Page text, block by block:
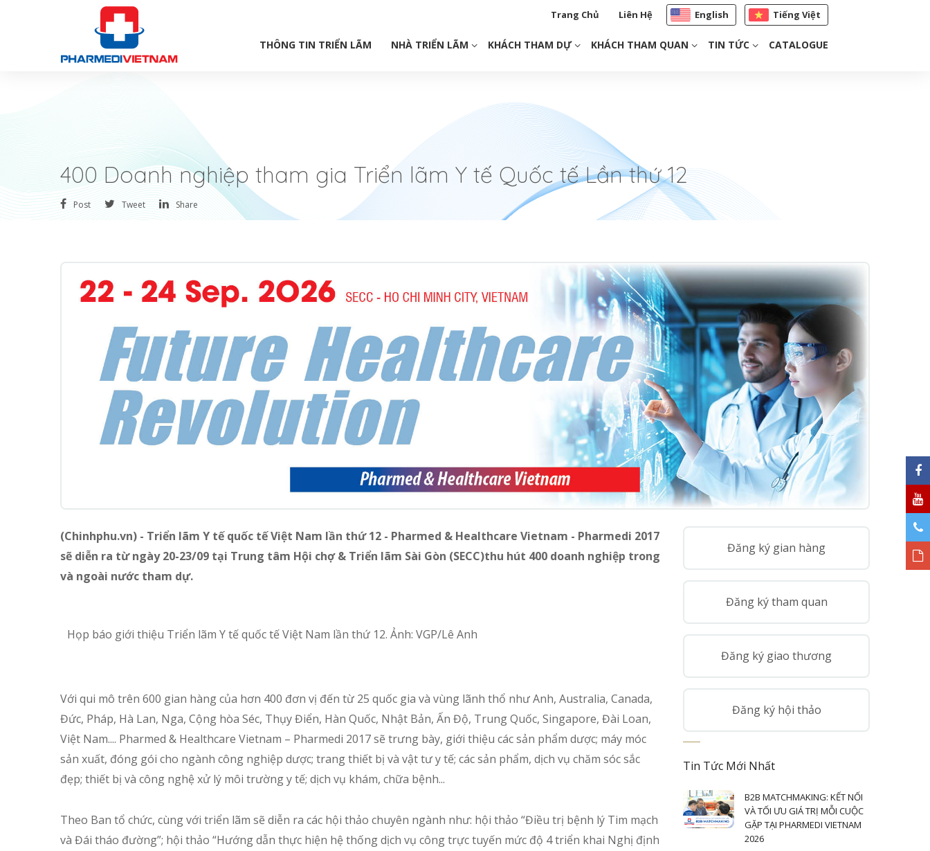
Trang Chủ Liên Hệ English Tiếng Việt
THÔNG TIN TRIỂN LÃM NHÀ TRIỂN LÃM KHÁCH THAM DỰ KHÁCH THAM QUAN TIN TỨC CATALOGUE
400 Doanh nghiệp tham gia Triển lãm Y tế Quốc tế Lần thứ 12
Post Tweet Share
(Chinhphu.vn) - Triển lãm Y tế quốc tế Việt Nam lần thứ 12 - Pharmed & Healthcare Vietnam - Pharmedi 2017
sẽ diễn ra từ ngày 20-23/09 tại Trung tâm Hội chợ & Triển lãm Sài Gòn (SECC)thu hút 400 doanh nghiệp trong
và ngoài nước tham dự.
Họp báo giới thiệu Triển lãm Y tế quốc tế Việt Nam lần thứ 12. Ảnh: VGP/Lê Anh
Với qui mô trên 600 gian hàng của hơn 400 đơn vị đến từ 25 quốc gia và vùng lãnh thổ như Anh, Australia, Canada,
Đức, Pháp, Hà Lan, Nga, Cộng hòa Séc, Thụy Điển, Hàn Quốc, Nhật Bản, Ấn Độ, Trung Quốc, Singapore, Đài Loan,
Việt Nam.... Pharmed & Healthcare Vietnam – Pharmedi 2017 sẽ trưng bày, giới thiệu các sản phẩm dược; máy móc
sản xuất, đóng gói cho ngành công nghiệp dược; trang thiết bị và vật tư y tế; các sản phẩm, dịch vụ chăm sóc sắc
đẹp; thiết bị và công nghệ xử lý môi trường y tế; dịch vụ khám, chữa bệnh...
Theo Ban tổ chức, cùng với triển lãm sẽ diễn ra các hội thảo chuyên ngành như: hội thảo “Điều trị bệnh lý Tim mạch
và Đái tháo đường”; hội thảo “Hướng dẫn thực hiện hệ thống dịch vụ công trực tuyến mức độ 4 triển khai Nghị định
Đăng ký gian hàng
Đăng ký tham quan
Đăng ký giao thương
Đăng ký hội thảo
Tin Tức Mới Nhất
B2B MATCHMAKING: KẾT NỐI
VÀ TỐI ƯU GIÁ TRỊ MỖI CUỘC
GẶP TẠI PHARMEDI VIETNAM
2026